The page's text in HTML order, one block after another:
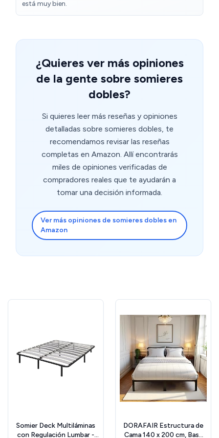
puerta y muy bien. Lo monté con la ayuda de mi hijo de
10 años. El somier de abajo está montado ya . Sólo hay
barras de soporte en el medio. Parecen lis dos somieres
calidad. Los niños han dormido ya en las camas y son
cómodas y no hacen ruido al moverse. Estamos muy
contentos con las camas , su calidad y su excelente
precio. Desde luego muy fácil de montar. Lo
está muy bien.
¿Quieres ver más opiniones
de la gente sobre somieres
dobles?
Si quieres leer más reseñas y opiniones
detalladas sobre somieres dobles, te
recomendamos revisar las reseñas
completas en Amazon. Allí encontrarás
miles de opiniones verificadas de
compradores reales que te ayudarán a
tomar una decisión informada.
Ver más opiniones de somieres dobles en
Amazon
Somier Deck Multiláminas
con Regulación Lumbar -
DORAFAIR Estructura de
Cama 140 x 200 cm, Base